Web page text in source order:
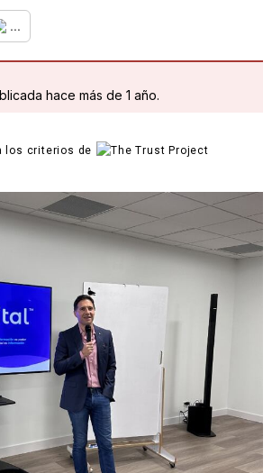
...
hace más de 1 año.
los criterios de